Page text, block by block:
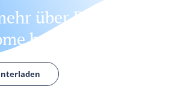
über Deine
heraus